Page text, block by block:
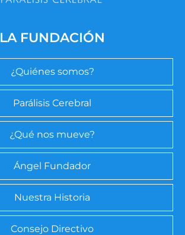
LA FUNDACIÓN
¿Quiénes somos?
Parálisis Cerebral
¿Qué nos mueve?
Ángel Fundador
Nuestra Historia
Consejo Directivo